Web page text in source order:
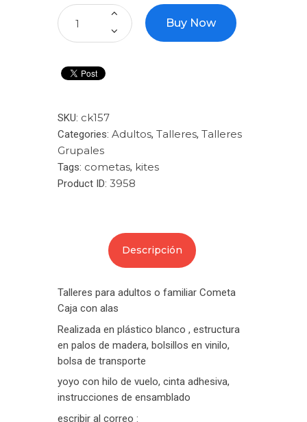
Buy Now
SKU: ck157
Categories: Adultos, Talleres, Talleres
Grupales
Tags: cometas, kites
Product ID: 3958
Descripción
Talleres para adultos o familiar Cometa
Caja con alas
Realizada en plástico blanco , estructura
en palos de madera, bolsillos en vinilo,
bolsa de transporte
yoyo con hilo de vuelo, cinta adhesiva,
instrucciones de ensamblado
escribir al correo :